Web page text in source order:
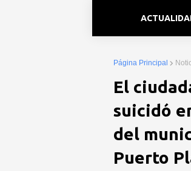
Página Principal
El
suicidó
del
Puerto